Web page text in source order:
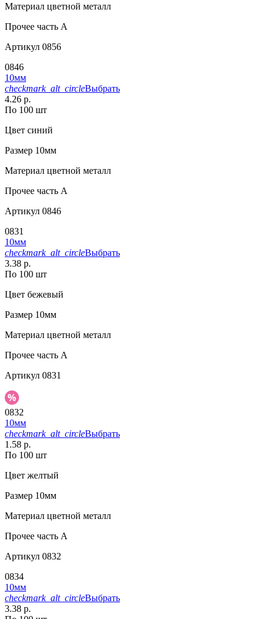
Материал цветной металл
Прочее часть A
Артикул 0856
0846
10мм
checkmark_alt_circleВыбрать
4.26 р.
По 100 шт
Цвет синий
Размер 10мм
Материал цветной металл
Прочее часть A
Артикул 0846
0831
10мм
checkmark_alt_circleВыбрать
3.38 р.
По 100 шт
Цвет бежевый
Размер 10мм
Материал цветной металл
Прочее часть A
Артикул 0831
0832
10мм
checkmark_alt_circleВыбрать
1.58 р.
По 100 шт
Цвет желтый
Размер 10мм
Материал цветной металл
Прочее часть A
Артикул 0832
0834
10мм
checkmark_alt_circleВыбрать
3.38 р.